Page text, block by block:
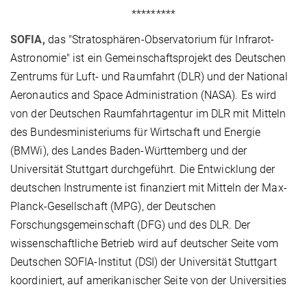
*********
SOFIA, das "Stratosphären-Observatorium für Infrarot-
Astronomie" ist ein Gemeinschaftsprojekt des Deutschen
Zentrums für Luft- und Raumfahrt (DLR) und der National
Aeronautics and Space Administration (NASA). Es wird
von der Deutschen Raumfahrtagentur im DLR mit Mitteln
des Bundesministeriums für Wirtschaft und Energie
(BMWi), des Landes Baden-Württemberg und der
Universität Stuttgart durchgeführt. Die Entwicklung der
deutschen Instrumente ist finanziert mit Mitteln der Max-
Planck-Gesellschaft (MPG), der Deutschen
Forschungsgemeinschaft (DFG) und des DLR. Der
wissenschaftliche Betrieb wird auf deutscher Seite vom
Deutschen SOFIA-Institut (DSI) der Universität Stuttgart
koordiniert, auf amerikanischer Seite von der Universities